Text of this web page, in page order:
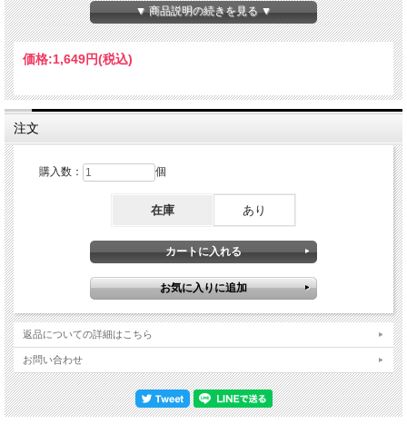
強くおすすめしたい一本。巨匠が“現在進行形のジャズ”であり続けた証をぜひ体感
してください。Live At Blue Note, Boulder, CO November 14th, 1984 Disc 1 1.I'm
Old Fashioned 2.Band Introduction 3.Tell Me You Love Me 4.My One And Only Love
Disc 2 1.Tenor Madness 2.Don't Stop The Carnival 3.I'll Be Seeing You(late show)
4.Tell Me You Love Me(late show) Sonny Rollins(ts) Bobby Broom(g) Mark
▼ 商品説明の続きを見る ▼
価格:1,649円(税込)
注文
購入数： 個
在庫 あり
返品についての詳細はこちら
お問い合わせ